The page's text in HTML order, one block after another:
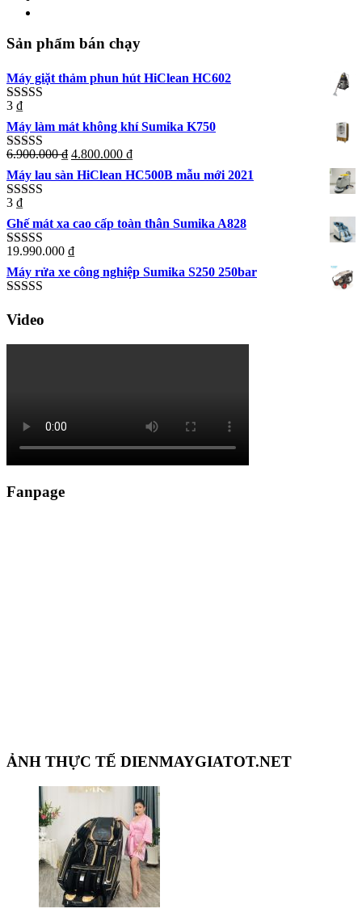
Sản phẩm bán chạy
Máy giặt thảm phun hút HiClean HC602
Rated
out of 5
3 ₫
Máy làm mát không khí Sumika K750
Rated5.00
out of 5
6.900.000₫ 4.800.000 ₫
Máy lau sàn HiClean HC500B mẫu mới 2021
Rated
out of 5
3 ₫
Ghế mát xa cao cấp toàn thân Sumika A828
Rated5.00
out of 5
19.990.000 ₫
Máy rửa xe công nghiệp Sumika S250 250bar
out of 5
Video
Fanpage
ẢNH THỰC TẾ DIENMAYGIATOT.NET